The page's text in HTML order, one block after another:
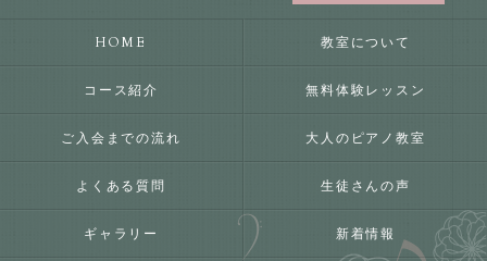
HOME 教室について
コース紹介 無料体験レッスン
ご入会までの流れ 大人のピアノ教室
よくある質問 生徒さんの声
ギャラリー 新着情報